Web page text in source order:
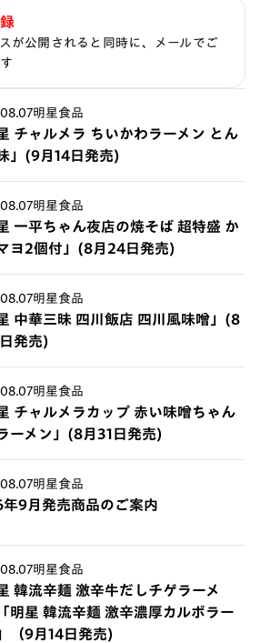
が公開されると同時に、メールでご
明星食品
チャルメラ ちいかわラーメン とん
」(9月14日発売)
明星食品
一平ちゃん夜店の焼そば 超特盛 か
ヨ2個付」(8月24日発売)
明星食品
中華三昧 四川飯店 四川風味噌」(8
発売)
明星食品
チャルメラカップ 赤い味噌ちゃん
ーメン」(8月31日発売)
明星食品
9月発売商品のご案内
明星食品
韓流辛麺 激辛牛だしチゲラーメ
明星 韓流辛麺 激辛濃厚カルボラー
（9月14日発売)